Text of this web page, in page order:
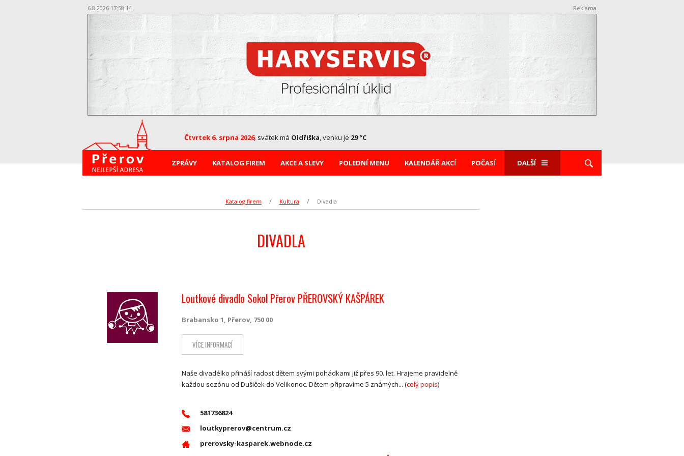
6.8.2026 17:58:14 Reklama
Čtvrtek 6. srpna 2026, svátek má Oldřiška, venku je 29 °C
ZPRÁVY KATALOG FIREM AKCE A SLEVY POLEDNÍ MENU KALENDÁŘ AKCÍ POČASÍ DALŠÍ
Katalog firem Kultura Divadla
DIVADLA
Loutkové divadlo Sokol Přerov PŘEROVSKÝ KAŠPÁREK
Brabansko 1, Přerov, 750 00
VÍCE INFORMACÍ
Naše divadélko přináší radost dětem svými pohádkami již přes 90. let. Hrajeme pravidelně
každou sezónu od Dušiček do Velikonoc. Dětem připravíme 5 známých... (celý popis)
581736824
loutkyprerov@centrum.cz
prerovsky-kasparek.webnode.cz